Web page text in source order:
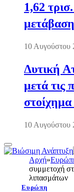
1,62
10 Αυγούστου
Δυτική
μετά τις
στοίχημα
10 Αυγούστου
Αρχή»
συμμετοχή
λιπασμάτων
Ευρώπη